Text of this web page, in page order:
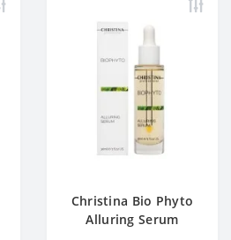
Christina Bio Phyto
Alluring Serum